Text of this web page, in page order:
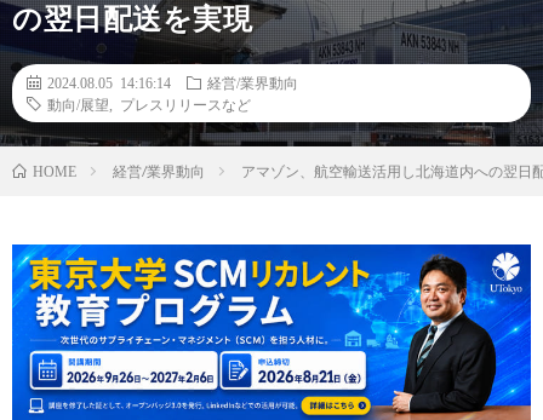
の翌日配送を実現
2024.08.05 14:16:14
経営/業界動向
動向/展望
プレスリリースなど
HOME 経営/業界動向 アマゾン、航空輸送活用し北海道内への翌日